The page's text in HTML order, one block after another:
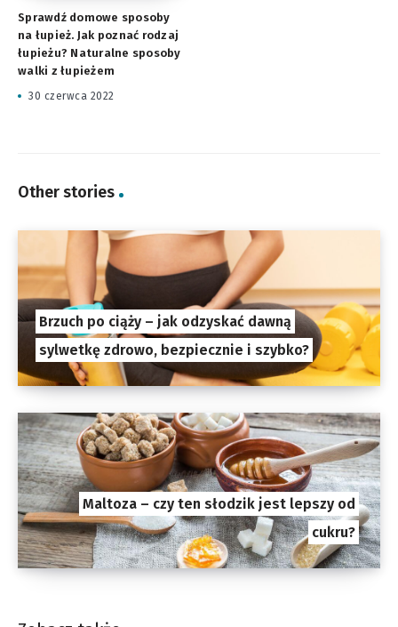
Sprawdź domowe sposoby
na łupież. Jak poznać rodzaj
łupieżu? Naturalne sposoby
walki z łupieżem
30 czerwca 2022
Other stories
Brzuch po ciąży – jak odzyskać dawną
sylwetkę zdrowo, bezpiecznie i szybko?
Maltoza – czy ten słodzik jest lepszy od
cukru?